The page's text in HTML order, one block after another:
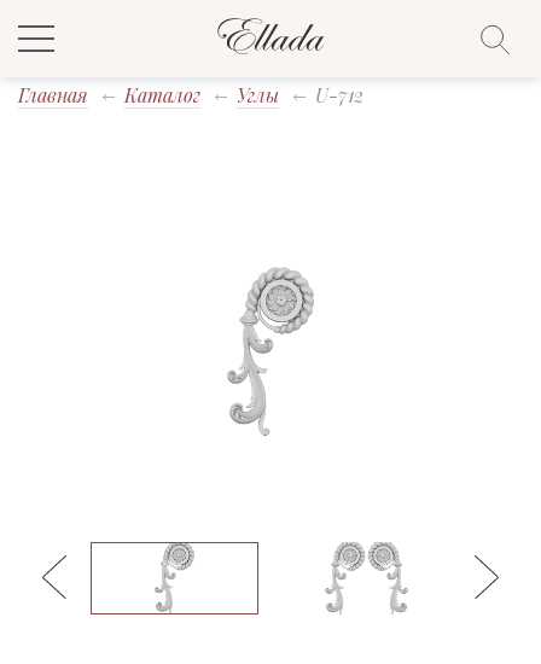
Главная Каталог Углы U-712